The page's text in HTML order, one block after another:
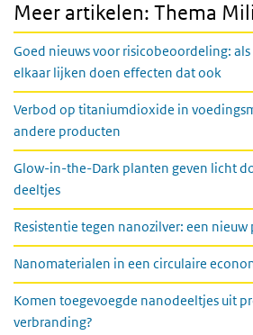
Meer artikelen: Thema
Goed nieuws voor risicobeoordeling:
elkaar lijken doen effecten dat ook
Verbod op titaniumdioxide in
andere producten
Glow-in-the-Dark planten geven licht
deeltjes
Resistentie tegen nanozilver: een nieuw
Nanomaterialen in een circulaire
Komen toegevoegde nanodeeltjes uit
verbranding?